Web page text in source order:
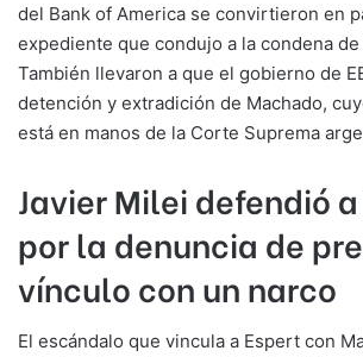
del Bank of America se convirtieron en
expediente que condujo a la condena
También llevaron a que el gobierno de
detención y extradición de Machado,
está en manos de la Corte Suprema
Javier Milei defendió
por la denuncia de
vínculo con un narco
El escándalo que vincula a Espert con